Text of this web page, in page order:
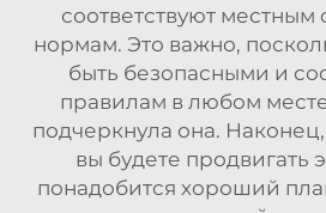
соответствуют местным
нормам. Это важно,
быть безопасными и
правилам в любом
подчеркнула она.
вы будете продвигать
понадобится хороший